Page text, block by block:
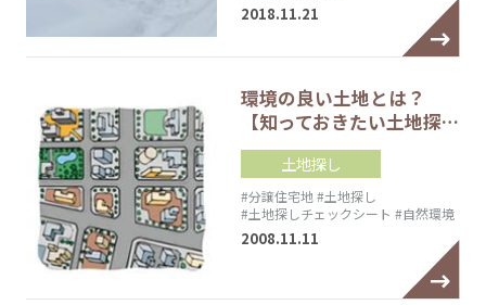
2018.11.21
環境の良い土地とは？
【知っておきたい土地探…
土地探し
#分譲住宅地#土地探し
#土地探しチェックシート #自然環境
2008.11.11